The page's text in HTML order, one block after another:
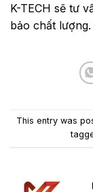
K-TECH sẽ tư
bảo chất lượng.
This entry was